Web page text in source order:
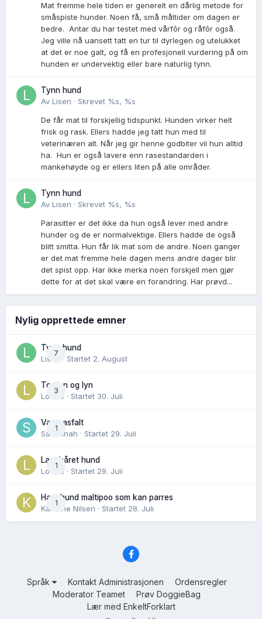
Mat fremme hele tiden er generelt en dårlig metode for
småspiste hunder. Noen få, små måltider om dagen er
bedre. Antar du har testet med vårfôr og råfôr også.
Jeg ville nå uansett tatt en tur til dyrlegen og utelukket
at det er noe galt, og få en profesjonell vurdering på om
hunden er undervektig eller bare naturlig tynn.
Tynn hund
Av Lisen · Skrevet %s, %s
De får mat til forskjellig tidspunkt. Hunden virker helt
frisk og rask. Ellers hadde jeg tatt hun med til
veterinæren alt. Når jeg gir henne godbiter vil hun alltid
ha. Hun er også lavere enn rasestandarden i
mankehøyde og er ellers liten på alle områder.
Tynn hund
Av Lisen · Skrevet %s, %s
Parasitter er det ikke da hun også lever med andre
hunder og de er normalvektige. Ellers hadde de også
blitt smitta. Hun får lik mat som de andre. Noen ganger
er det mat fremme hele dagen mens andre dager blir
det spist opp. Har ikke merka noen forskjell men gjør
dette for at det skal være en forandring. Har prøvd...
Nylig opprettede emner
7
Tynn hund
Lisen
· Startet 2. August
3
Torden og lyn
Lovise · Startet 30. Juli
1
Varm asfalt
Savannah · Startet 29. Juli
1
Langhåret hund
Lovise · Startet 29. Juli
1
Hannhund maltipoo som kan parres
Karoline Nilsen · Startet 28. Juli
Språk Kontakt Administrasjonen
Ordensregler
Moderator Teamet
Prøv DoggieBag
Lær med EnkeltForklart